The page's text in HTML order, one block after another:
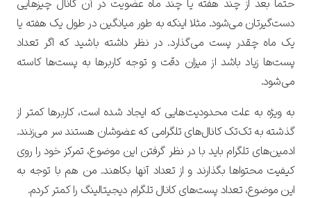
حتما بعد از چند هفته یا چند ماه عضویت در آن کانال چیزهایی
دست‌گیرتان می‌شود. مثلا اینکه به طور میانگین در طول یک هفته یا
یک ماه چقدر پست می‌گذارد. در نظر داشته باشید که اگر تعداد
پست‌ها زیاد باشد از میزان دقت و توجه کاربرها به پست‌ها کاسته
می‌شود.
به ویژه به علت محدودیت‌هایی که ایجاد شده است، کاربرها کمتر از
گذشته به تک‌تک کانال‌های تلگرامی که عضوشان هستند سر می‌زنند.
ادمین‌های تلگرام باید با در نظر گرفتن این موضوع، تمرکز خود را روی
کیفیت محتواها بگذارند و از تعداد آنها بکاهند. من هم با توجه به
این موضوع، تعداد پست‌های کانال تلگرام دیجیتالینگ را کمتر کردم.